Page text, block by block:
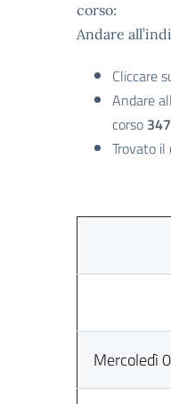
corso:
Andare
Cliccare
Andare
corso
Trovato il
Mercoledì